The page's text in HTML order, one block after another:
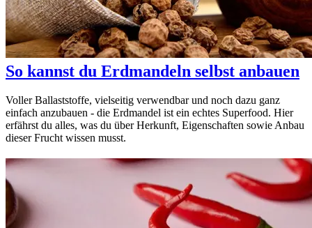
So kannst du Erdmandeln selbst anbauen
Voller Ballaststoffe, vielseitig verwendbar und noch dazu ganz
einfach anzubauen - die Erdmandel ist ein echtes Superfood. Hier
erfährst du alles, was du über Herkunft, Eigenschaften sowie Anbau
dieser Frucht wissen musst.